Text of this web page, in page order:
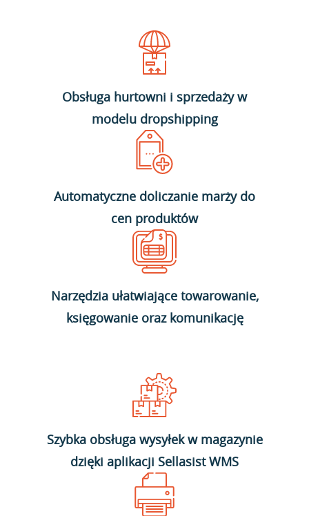
Obsługa hurtowni i sprzedaży w
modelu dropshipping
Automatyczne doliczanie marży do
cen produktów
Narzędzia ułatwiające towarowanie,
księgowanie oraz komunikację
Szybka obsługa wysyłek w magazynie
dzięki aplikacji Sellasist WMS